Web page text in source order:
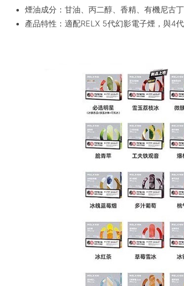
煙油成分：甘油、丙二醇、香精、有機尼古丁
產品特性：適配RELX 5代幻影電子煙，與4代